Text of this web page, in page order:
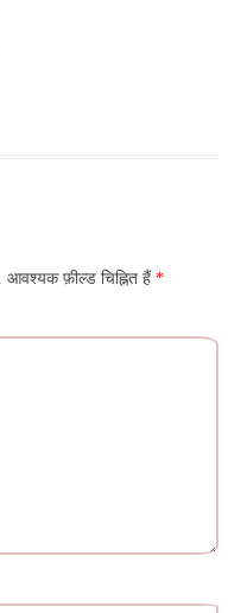
आवश्यक फ़ील्ड चिह्नित हैं *